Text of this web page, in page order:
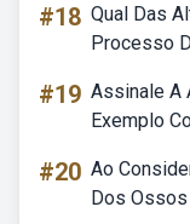
#18 Qual Das
Processo
#19 Assinale A
Exemplo
#20 Ao
Dos Ossos